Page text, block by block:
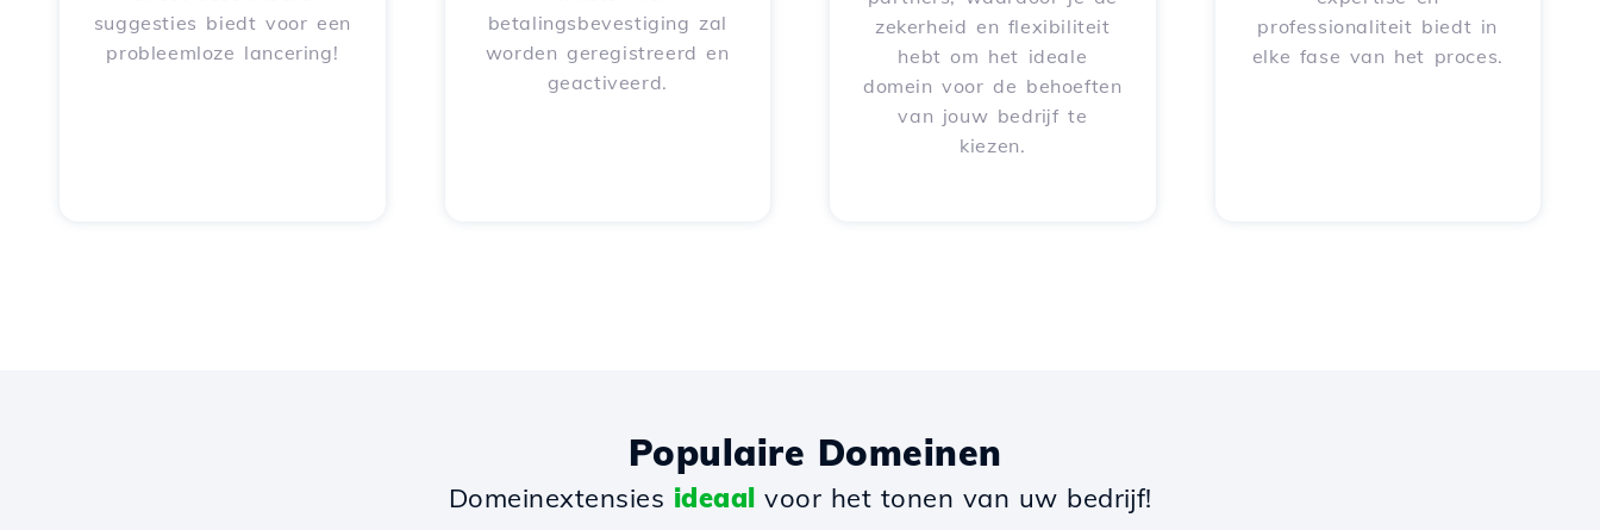
suggesties biedt voor een
probleemloze lancering!
betalingsbevestiging zal
worden geregistreerd en
geactiveerd.
zekerheid en flexibiliteit
hebt om het ideale
domein voor de behoeften
van jouw bedrijf te
kiezen.
professionaliteit biedt in
elke fase van het proces.
Populaire Domeinen
Domeinextensies ideaal voor het tonen van uw bedrijf!